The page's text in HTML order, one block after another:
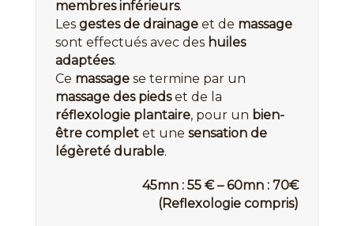
membres inférieurs.
Les gestes de drainageet de massage
sont effectués avec des huiles
adaptées.
Ce massagese termine par un
massage des piedset de la
réflexologie plantaire, pour un bien-
être completet une sensation de
légèreté durable.
45mn : 55 € – 60mn : 70€
(Reflexologie compris)